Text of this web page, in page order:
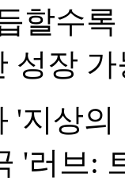
할수
성장
'지상
'러브: